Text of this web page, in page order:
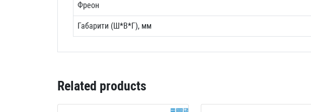
Фреон
Габарити (Ш*В*Г), мм
Related products